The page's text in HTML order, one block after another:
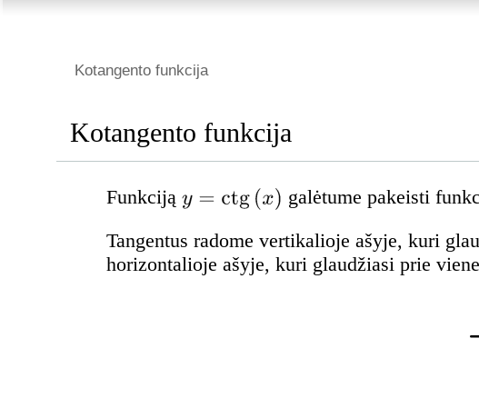
Kotangento funkcija
Kotangento funkcija
Funkciją galėtume pakeisti
Tangentus radome vertikalioje ašyje, kuri
horizontalioje ašyje, kuri glaudžiasi prie